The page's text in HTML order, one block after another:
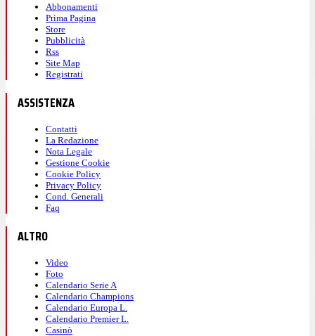
Abbonamenti
Prima Pagina
Store
Pubblicità
Rss
Site Map
Registrati
ASSISTENZA
Contatti
La Redazione
Nota Legale
Gestione Cookie
Cookie Policy
Privacy Policy
Cond. Generali
Faq
ALTRO
Video
Foto
Calendario Serie A
Calendario Champions
Calendario Europa L.
Calendario Premier L.
Casinò